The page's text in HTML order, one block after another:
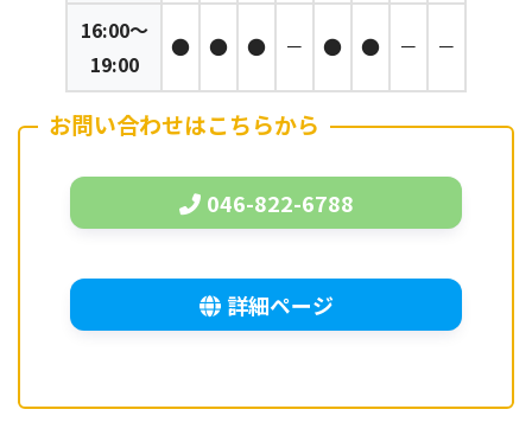
16:00～
19:00
● ● ● － ● ● － －
お問い合わせはこちらから
046-822-6788
詳細ページ